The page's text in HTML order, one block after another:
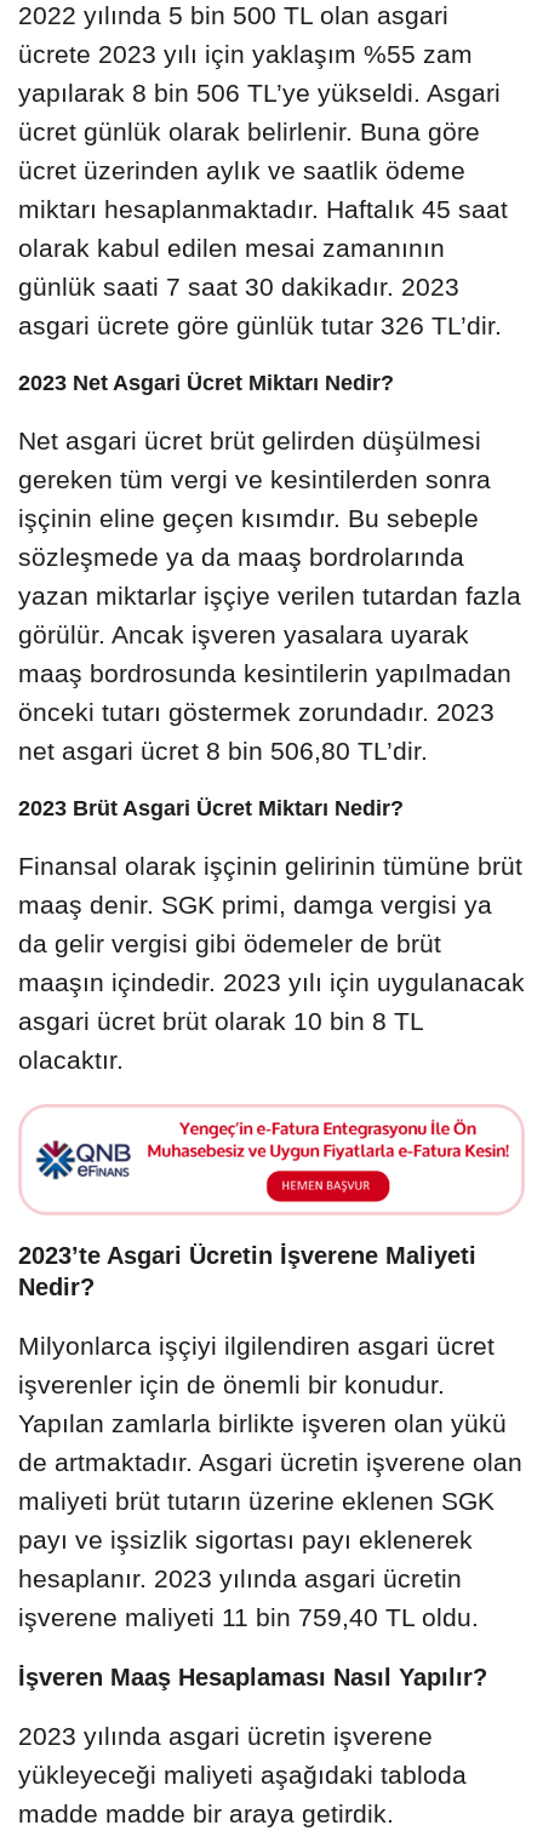
2022 yılında 5 bin 500 TL olan asgari
ücrete 2023 yılı için yaklaşım %55 zam
yapılarak 8 bin 506 TL’ye yükseldi. Asgari
ücret günlük olarak belirlenir. Buna göre
ücret üzerinden aylık ve saatlik ödeme
miktarı hesaplanmaktadır. Haftalık 45 saat
olarak kabul edilen mesai zamanının
günlük saati 7 saat 30 dakikadır. 2023
asgari ücrete göre günlük tutar 326 TL’dir.
2023 Net Asgari Ücret Miktarı Nedir?
Net asgari ücret brüt gelirden düşülmesi
gereken tüm vergi ve kesintilerden sonra
işçinin eline geçen kısımdır. Bu sebeple
sözleşmede ya da maaş bordrolarında
yazan miktarlar işçiye verilen tutardan fazla
görülür. Ancak işveren yasalara uyarak
maaş bordrosunda kesintilerin yapılmadan
önceki tutarı göstermek zorundadır. 2023
net asgari ücret 8 bin 506,80 TL’dir.
2023 Brüt Asgari Ücret Miktarı Nedir?
Finansal olarak işçinin gelirinin tümüne brüt
maaş denir. SGK primi, damga vergisi ya
da gelir vergisi gibi ödemeler de brüt
maaşın içindedir. 2023 yılı için uygulanacak
asgari ücret brüt olarak 10 bin 8 TL
olacaktır.
2023’te Asgari Ücretin İşverene Maliyeti
Nedir?
Milyonlarca işçiyi ilgilendiren asgari ücret
işverenler için de önemli bir konudur.
Yapılan zamlarla birlikte işveren olan yükü
de artmaktadır. Asgari ücretin işverene olan
maliyeti brüt tutarın üzerine eklenen SGK
payı ve işsizlik sigortası payı eklenerek
hesaplanır. 2023 yılında asgari ücretin
işverene maliyeti 11 bin 759,40 TL oldu.
İşveren Maaş Hesaplaması Nasıl Yapılır?
2023 yılında asgari ücretin işverene
yükleyeceği maliyeti aşağıdaki tabloda
madde madde bir araya getirdik.